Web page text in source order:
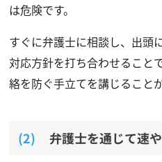
は危険です。
すぐに弁護士に相談し、出頭
対応方針を打ち合わせること
絡を防ぐ手立てを講じること
弁護士を通じて速